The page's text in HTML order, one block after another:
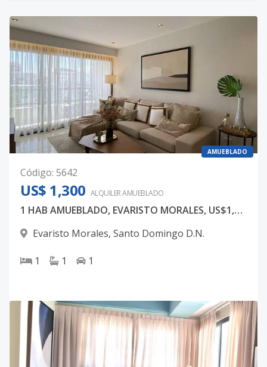
AMUEBLADO
Código: 5642
US$ 1,300 ALQUILERAMUEBLADO
1 HAB AMUEBLADO, EVARISTO MORALES, US$1,300
Evaristo Morales, Santo Domingo D.N.
1 1 1